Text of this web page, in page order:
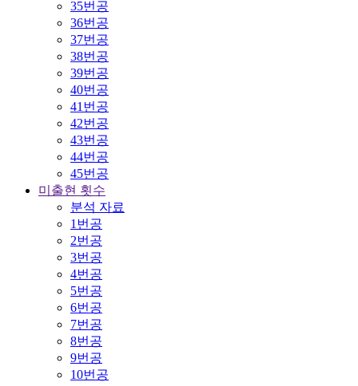
35번공
36번공
37번공
38번공
39번공
40번공
41번공
42번공
43번공
44번공
45번공
미출현 횟수
분석 자료
1번공
2번공
3번공
4번공
5번공
6번공
7번공
8번공
9번공
10번공